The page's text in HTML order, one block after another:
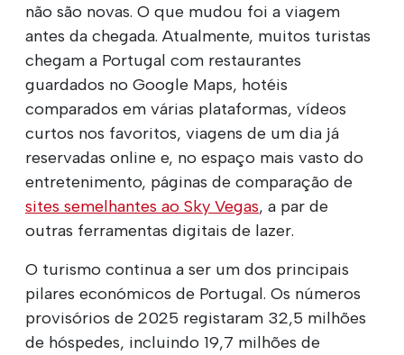
não são novas. O que mudou foi a viagem
antes da chegada. Atualmente, muitos turistas
chegam a Portugal com restaurantes
guardados no Google Maps, hotéis
comparados em várias plataformas, vídeos
curtos nos favoritos, viagens de um dia já
reservadas online e, no espaço mais vasto do
entretenimento, páginas de comparação de
sites semelhantes ao Sky Vegas, a par de
outras ferramentas digitais de lazer.
O turismo continua a ser um dos principais
pilares económicos de Portugal. Os números
provisórios de 2025 registaram 32,5 milhões
de hóspedes, incluindo 19,7 milhões de